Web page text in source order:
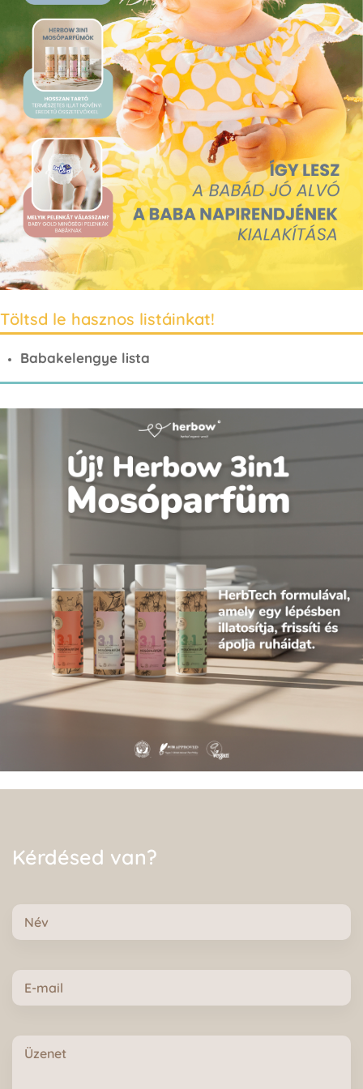
Töltsd le hasznos listáinkat!
Babakelengye lista
Kérdésed van?
mail